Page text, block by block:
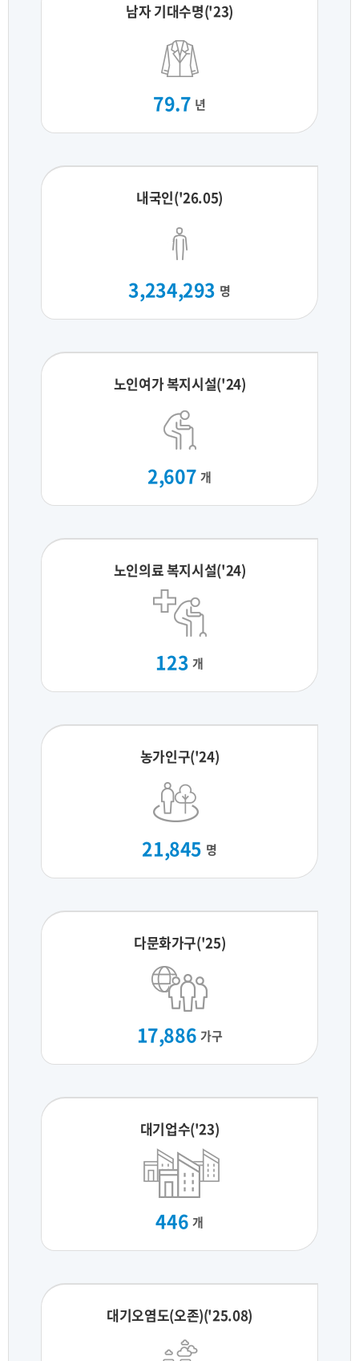
남자 기대수명('23)
79.7 년
내국인('26.05)
3,234,293 명
노인여가 복지시설('24)
2,607 개
노인의료 복지시설('24)
123 개
농가인구('24)
21,845 명
다문화가구('25)
17,886 가구
대기업수('23)
446 개
대기오염도(오존)('25.08)